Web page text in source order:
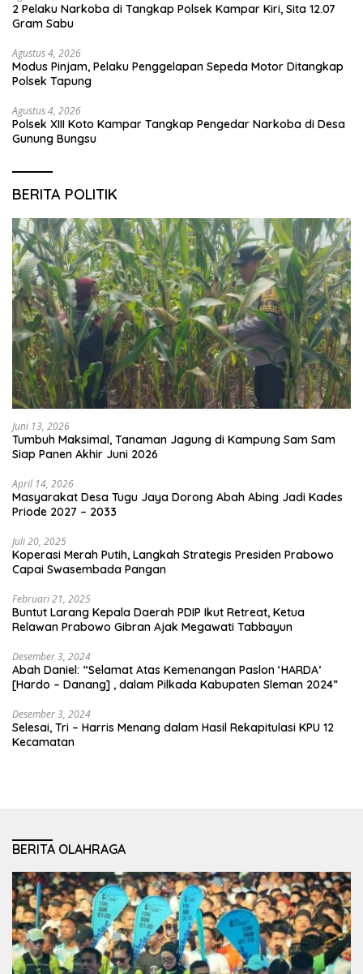
2 Pelaku Narkoba di Tangkap Polsek Kampar Kiri, Sita 12.07
Gram Sabu
Agustus 4, 2026
Modus Pinjam, Pelaku Penggelapan Sepeda Motor Ditangkap
Polsek Tapung
Agustus 4, 2026
Polsek XIII Koto Kampar Tangkap Pengedar Narkoba di Desa
Gunung Bungsu
BERITA POLITIK
Juni 13, 2026
Tumbuh Maksimal, Tanaman Jagung di Kampung Sam Sam
Siap Panen Akhir Juni 2026
April 14, 2026
Masyarakat Desa Tugu Jaya Dorong Abah Abing Jadi Kades
Priode 2027 – 2033
Juli 20, 2025
Koperasi Merah Putih, Langkah Strategis Presiden Prabowo
Capai Swasembada Pangan
Februari 21, 2025
Buntut Larang Kepala Daerah PDIP Ikut Retreat, Ketua
Relawan Prabowo Gibran Ajak Megawati Tabbayun
Desember 3, 2024
Abah Daniel: “Selamat Atas Kemenangan Paslon ‘HARDA’
[Hardo – Danang] , dalam Pilkada Kabupaten Sleman 2024”
Desember 3, 2024
Selesai, Tri – Harris Menang dalam Hasil Rekapitulasi KPU 12
Kecamatan
BERITA OLAHRAGA